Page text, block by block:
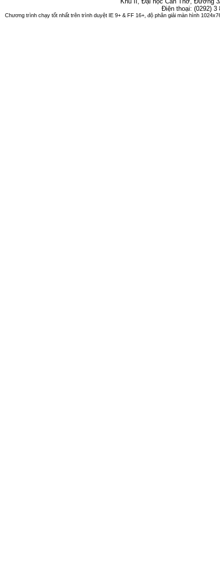
Điện thoại: (0292)
Chương trình chạy tốt nhất trên trình duyệt IE 9+ & FF 16+, độ phân giải màn hình